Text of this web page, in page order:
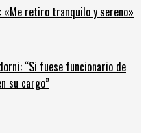
«Me retiro tranquilo y sereno»
“Si fuese funcionario de
su cargo”